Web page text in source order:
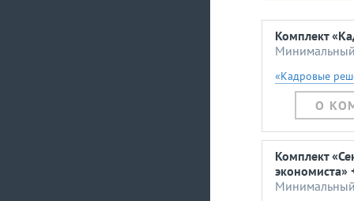
Комплект
«Кадровые
О
Комплект
экономиста»